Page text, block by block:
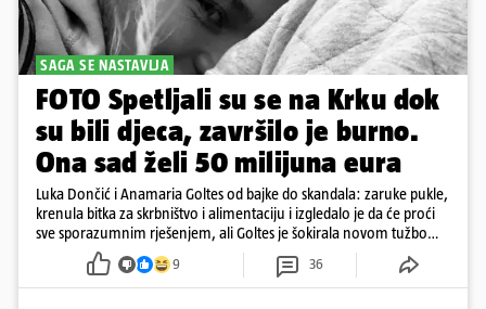
SAGA SE NASTAVLJA
FOTO Spetljali su se na Krku dok
su bili djeca, završilo je burno.
Ona sad želi 50 milijuna eura
Luka Dončić i Anamaria Goltes od bajke do skandala: zaruke pukle,
krenula bitka za skrbništvo i alimentaciju i izgledalo je da će proći
sve sporazumnim rješenjem, ali Goltes je šokirala novom tužbom
u Sloveniji
9 36